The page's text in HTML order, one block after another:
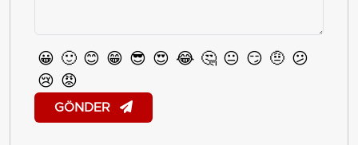
😀 🙂 😊 😁 😎 😍 😂 🤔 😐 😏 🤨 😕
😢 😡
GÖNDER